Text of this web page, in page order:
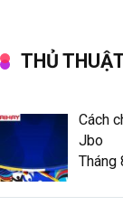
THỦ
Cách
Jbo
Tháng